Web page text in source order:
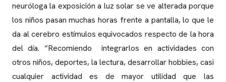
neuróloga la exposición a luz solar se ve alterada porque
los niños pasan muchas horas frente a pantalla, lo que le
da al cerebro estímulos equivocados respecto de la hora
del día. “Recomiendo integrarlos en actividades con
otros niños, deportes, la lectura, desarrollar hobbies, casi
cualquier actividad es de mayor utilidad que las